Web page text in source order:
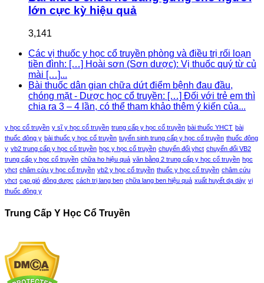
lớn cực kỳ hiệu quả
3,141
Các vị thuốc y học cổ truyền phòng và điều trị rối loạn
tiền đình: […] Hoài sơn (Sơn dược): Vị thuốc quý từ củ
mài […]...
Bài thuốc dân gian chữa dứt điểm bệnh đau đầu,
chóng mặt - Dược học cổ truyền: […] Đối với trẻ em thì
chia ra 3 – 4 lần, có thể tham khảo thêm ý kiến của...
y học cổ truyền y sĩ y học cổ truyền trung cấp y học cổ truyền bài thuốc YHCT bài
thuốc đông y bài thuốc y học cổ truyền tuyển sinh trung cấp y học cổ truyền thuốc đông
y vb2 trung cấp y học cổ truyền học y học cổ truyền chuyển đổi yhct chuyển đổi VB2
trung cấp y học cổ truyền chữa ho hiệu quả văn bằng 2 trung cấp y học cổ truyền học
yhct châm cứu y học cổ truyền vb2 y học cổ truyền thuốc y học cổ truyền châm cứu
yhct cạo gió đông dược cách trị lang ben chữa lang ben hiệu quả xuất huyết dạ dày vị
thuốc đông y
Trung Cấp Y Học Cổ Truyền